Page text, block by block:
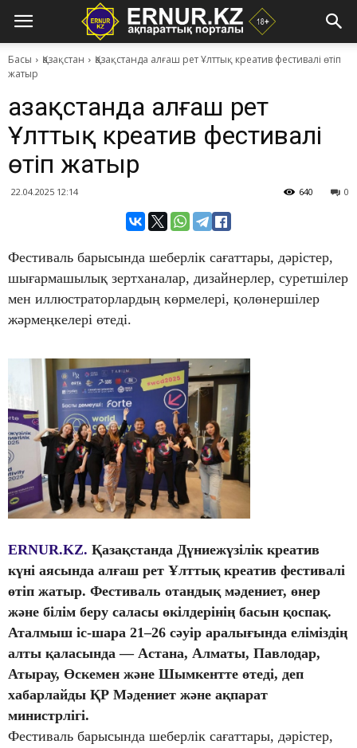
Басы Қазақстан
Қазақстанда алғаш рет Ұлттық креатив фестивалі өтіп
жатыр
Қазақстанда алғаш рет
Ұлттық креатив фестивалі
өтіп жатыр
22.04.2025 12:14 0
640
Фестиваль барысында шеберлік сағаттары, дәрістер,
шығармашылық зертханалар, дизайнерлер, суретшілер
мен иллюстраторлардың көрмелері, қолөнершілер
жәрмеңкелері өтеді.
ERNUR.KZ. Қазақстанда Дүниежүзілік креатив
күні аясында алғаш рет Ұлттық креатив фестивалі
өтіп жатыр. Фестиваль отандық мәдениет, өнер
және білім беру саласы өкілдерінің басын қоспақ.
Аталмыш іс-шара 21–26 сәуір аралығында еліміздің
алты қаласында — Астана, Алматы, Павлодар,
Атырау, Өскемен және Шымкентте өтеді, деп
хабарлайды ҚР Мәдениет және ақпарат
министрлігі.
Фестиваль барысында шеберлік сағаттары, дәрістер,